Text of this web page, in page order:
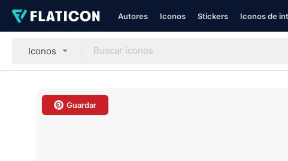
Autores Iconos Stickers Iconos de
Iconos
Guardar